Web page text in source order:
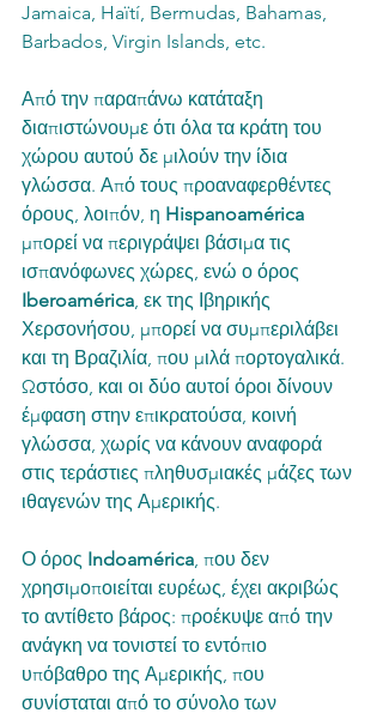
Jamaica, Haïtí, Bermudas, Bahamas,
Barbados, Virgin Islands, etc.
Από την παραπάνω κατάταξη
διαπιστώνουμε ότι όλα τα κράτη του
χώρου αυτού δε μιλούν την ίδια
γλώσσα. Από τους προαναφερθέντες
όρους, λοιπόν, η Hispanoamérica
μπορεί να περιγράψει βάσιμα τις
ισπανόφωνες χώρες, ενώ ο όρος
Iberoamérica, εκ της Ιβηρικής
Χερσονήσου, μπορεί να συμπεριλάβει
και τη Βραζιλία, που μιλά πορτογαλικά.
Ωστόσο, και οι δύο αυτοί όροι δίνουν
έμφαση στην επικρατούσα, κοινή
γλώσσα, χωρίς να κάνουν αναφορά
στις τεράστιες πληθυσμιακές μάζες των
ιθαγενών της Αμερικής.
Ο όρος Indoamérica, που δεν
χρησιμοποιείται ευρέως, έχει ακριβώς
το αντίθετο βάρος: προέκυψε από την
ανάγκη να τονιστεί το εντόπιο
υπόβαθρο της Αμερικής, που
συνίσταται από το σύνολο των